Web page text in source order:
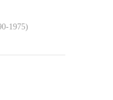
1975)